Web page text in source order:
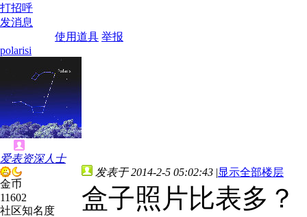
打招呼
发消息
使用道具 举报
polarisi
爱表资深人士
金币
11602
社区知名度
发表于 2014-2-5 05:02:43 |显示全部楼层
盒子照片比表多？